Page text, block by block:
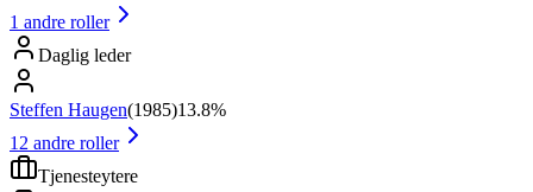
1 andre roller
Daglig leder
Steffen Haugen(1985)13.8%
12 andre roller
Tjenesteytere